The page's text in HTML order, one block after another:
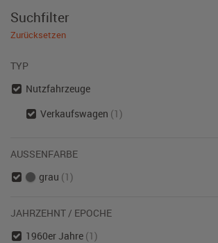
Suchfilter
Zurücksetzen
TYP
Nutzfahrzeuge
Verkaufswagen (1)
AUSSENFARBE
grau (1)
JAHRZEHNT / EPOCHE
1960er Jahre (1)